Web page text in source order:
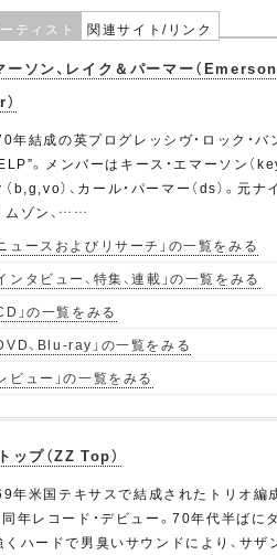
ティスト 関連サイト/リンク
ーソン、レイク＆パーマー（
年結成の英プログレッシヴ・ロック・バ
。メンバーはキース・エマーソン（key
b,g,vo）、カール・パーマー（ds）。元ナ
ムゾン、……
ュースおよびリサーチ」の一覧をみる
ンタビュー、特集、連載」の一覧をみる
」の一覧をみる
、Blu-ray」の一覧をみる
ビュー」の一覧をみる
ップ（ZZ Top）
年米国テキサスで結成されたトリオ編
同年レコード・デビュー。70年代半ばに
くハードで男臭いサウンドにより、サザ